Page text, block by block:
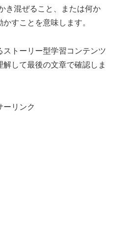
き混ぜること、または何か
すことを意味します。
ストーリー型学習コンテンツ
して最後の文章で確認しま
ーリンク